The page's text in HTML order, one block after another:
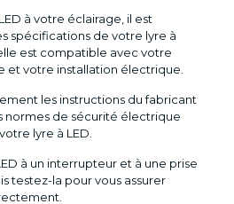
à votre éclairage, il est
spécifications de votre lyre à
est compatible avec votre
et votre installation électrique.
les instructions du fabricant
normes de sécurité électrique
lyre à LED.
à un interrupteur et à une prise
testez-la pour vous assurer